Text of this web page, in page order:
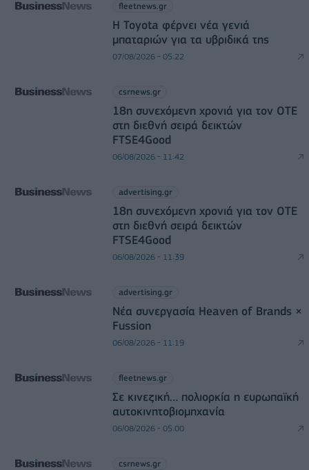
fleetnews.gr
Η Toyota φέρνει νέα γενιά
μπαταριών για τα υβριδικά της
07/08/2026 - 05:22
csrnews.gr
18η συνεχόμενη χρονιά για τον ΟΤΕ
στη διεθνή σειρά δεικτών
FTSE4Good
06/08/2026 - 11:42
advertising.gr
18η συνεχόμενη χρονιά για τον ΟΤΕ
στη διεθνή σειρά δεικτών
FTSE4Good
06/08/2026 - 11:39
advertising.gr
Νέα συνεργασία Heaven of Brands ×
Fussion
06/08/2026 - 11:19
fleetnews.gr
Σε κινεζική… πολιορκία η ευρωπαϊκή
αυτοκινητοβιομηχανία
06/08/2026 - 05:00
csrnews.gr